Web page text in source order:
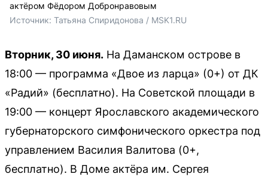
актёром Фёдором Добронравовым
Источник: Татьяна Спиридонова / MSK1.RU
Вторник, 30 июня. На Даманском острове в
18:00 — программа «Двое из ларца» (0+) от ДК
«Радий» (бесплатно). На Советской площади в
19:00 — концерт Ярославского академического
губернаторского симфонического оркестра под
управлением Василия Валитова (0+,
бесплатно). В Доме актёра им. Сергея